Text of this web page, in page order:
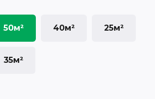
50м² 40м² 25м²
35м²